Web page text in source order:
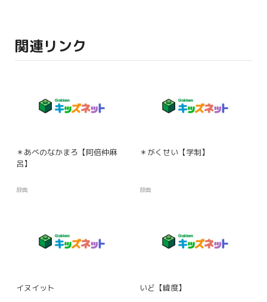
関連リンク
＊あべのなかまろ【阿倍仲麻
呂】
辞典
＊がくせい【学制】
辞典
イヌイット いど【緯度】